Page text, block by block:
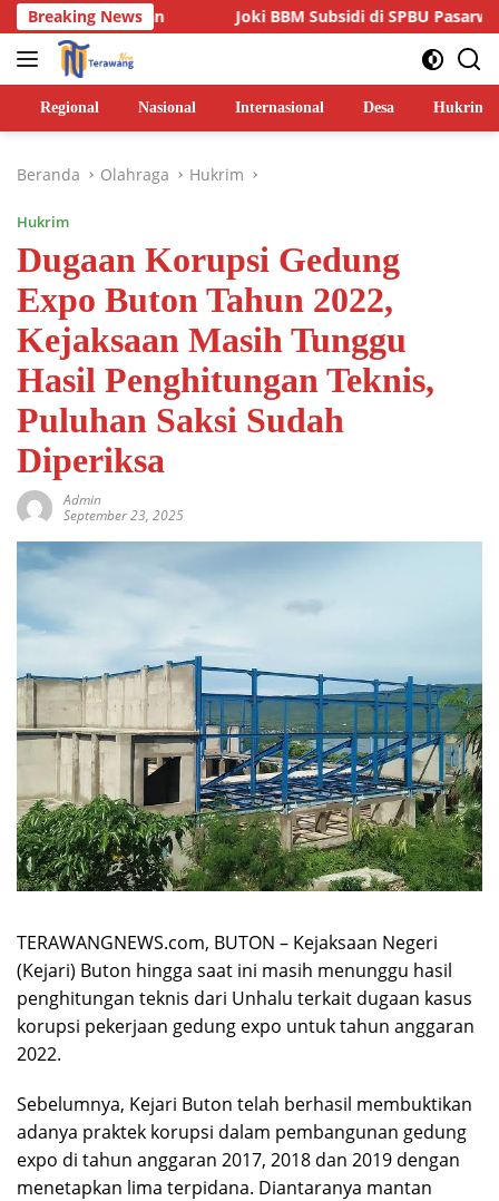
Langsung
ke
konten
Breaking News
Jalan Joki BBM Subsidi di SPBU Pasarwajo Makin
Regional Nasional Internasional Desa Hukrim
Beranda Olahraga Hukrim
Hukrim
Dugaan Korupsi Gedung
Expo Buton Tahun 2022,
Kejaksaan Masih Tunggu
Hasil Penghitungan Teknis,
Puluhan Saksi Sudah
Diperiksa
Admin
September 23, 2025
TERAWANGNEWS.com, BUTON – Kejaksaan Negeri
(Kejari) Buton hingga saat ini masih menunggu hasil
penghitungan teknis dari Unhalu terkait dugaan kasus
korupsi pekerjaan gedung expo untuk tahun anggaran
2022.
Sebelumnya, Kejari Buton telah berhasil membuktikan
adanya praktek korupsi dalam pembangunan gedung
expo di tahun anggaran 2017, 2018 dan 2019 dengan
menetapkan lima terpidana. Diantaranya mantan